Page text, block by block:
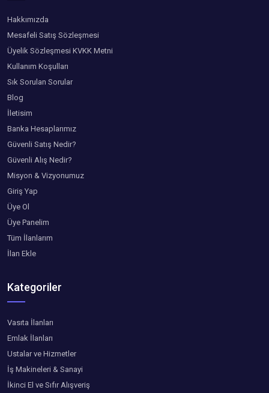
Nullam mi lorem, molestie sit amet turpis a, imperdiet cursus quam. Sed
rhoncus urna nec arcu convallis, et euismod eros congue. Aliquam sed
magna enim. Quisque semper pellentesque euismod. Aliquam posuere
ipsum quis purus gravida vehicula. Nullam facilisis erat in velit convallis,
vitae egestas eros tempus.
Hakkımızda
Mesafeli Satış Sözleşmesi
Üyelik Sözleşmesi KVKK Metni
Kullanım Koşulları
Sık Sorulan Sorular
Blog
İletisim
Banka Hesaplarımız
Güvenli Satış Nedir?
Güvenli Alış Nedir?
Misyon & Vizyonumuz
Giriş Yap
Üye Ol
Üye Panelim
Tüm İlanlarım
İlan Ekle
Kategoriler
Vasıta İlanları
Emlak İlanları
Ustalar ve Hizmetler
İş Makineleri & Sanayi
İkinci El ve Sıfır Alışveriş